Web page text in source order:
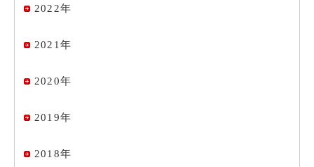
2022年
2021年
2020年
2019年
2018年